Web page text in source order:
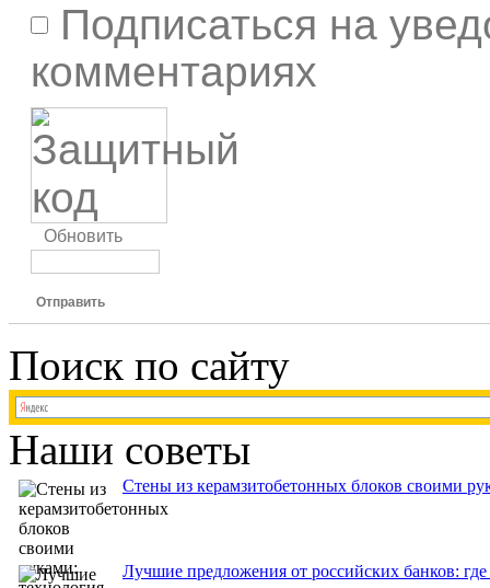
Подписаться на
комментариях
Обновить
Отправить
Поиск по сайту
Наши советы
Стены из керамзитобетонных блоков своими
Лучшие предложения от российских банков: